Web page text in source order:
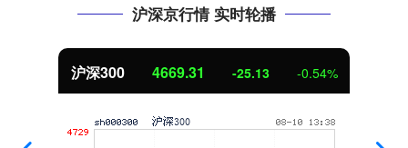
沪深京行情 实时轮播
北证50 1123.71 -10.53 -0.93%